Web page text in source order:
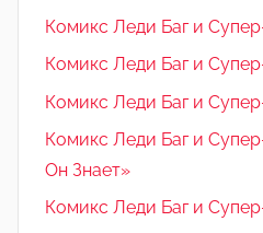
Комикс Леди Баг и
Комикс Леди Баг и
Комикс Леди Баг и
Комикс Леди Баг и
Он Знает»
Комикс Леди Баг и